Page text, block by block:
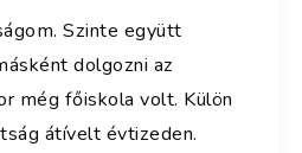
Szinte együtt
dolgozni az
még főiskola volt. Külön
átívelt évtizeden.